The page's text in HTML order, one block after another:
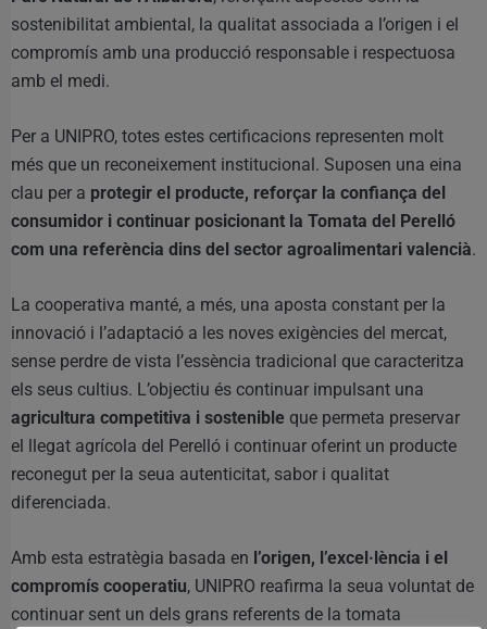
sostenibilitat ambiental, la qualitat associada a l’origen i el
compromís amb una producció responsable i respectuosa
amb el medi.
Per a UNIPRO, totes estes certificacions representen molt
més que un reconeixement institucional. Suposen una eina
clau per a protegir el producte, reforçar la confiança del
consumidor i continuar posicionant la Tomata del Perelló
com una referència dins del sector agroalimentari valencià.
La cooperativa manté, a més, una aposta constant per la
innovació i l’adaptació a les noves exigències del mercat,
sense perdre de vista l’essència tradicional que caracteritza
els seus cultius. L’objectiu és continuar impulsant una
agricultura competitiva i sostenible que permeta preservar
el llegat agrícola del Perelló i continuar oferint un producte
reconegut per la seua autenticitat, sabor i qualitat
diferenciada.
Amb esta estratègia basada en l’origen, l’excel·lència i el
compromís cooperatiu, UNIPRO reafirma la seua voluntat de
continuar sent un dels grans referents de la tomata